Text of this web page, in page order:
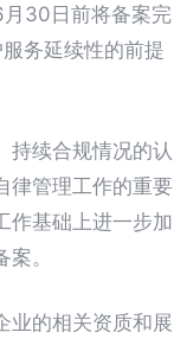
30日前将备案完
务延续性的前提
持续合规情况的认
律管理工作的重要
作基础上进一步加
。
业的相关资质和展